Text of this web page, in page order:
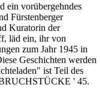
ein vorübergehndes
Fürstenberger
Kuratorin der
läd ein, ihr von
zum Jahr 1945 in
Geschichten werden
ist Teil des
BRUCHSTÜCKE ' 45.